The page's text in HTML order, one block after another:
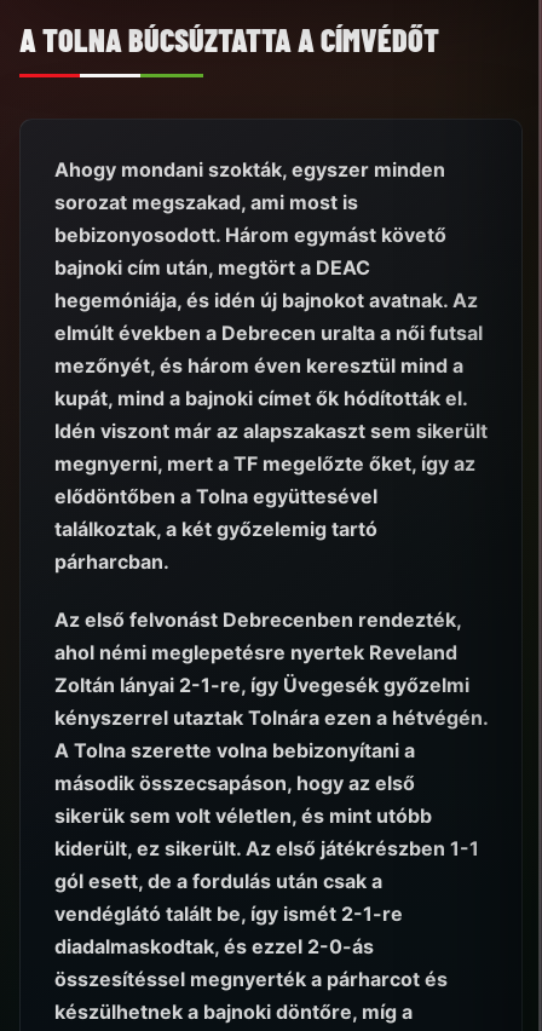
A TOLNA BÚCSÚZTATTA A CÍMVÉDŐT
Ahogy mondani szokták, egyszer minden
sorozat megszakad, ami most is
bebizonyosodott. Három egymást követő
bajnoki cím után, megtört a DEAC
hegemóniája, és idén új bajnokot avatnak. Az
elmúlt években a Debrecen uralta a női futsal
mezőnyét, és három éven keresztül mind a
kupát, mind a bajnoki címet ők hódították el.
Idén viszont már az alapszakaszt sem sikerült
megnyerni, mert a TF megelőzte őket, így az
elődöntőben a Tolna együttesével
találkoztak, a két győzelemig tartó
párharcban.
Az első felvonást Debrecenben rendezték,
ahol némi meglepetésre nyertek Reveland
Zoltán lányai 2-1-re, így Üvegesék győzelmi
kényszerrel utaztak Tolnára ezen a hétvégén.
A Tolna szerette volna bebizonyítani a
második összecsapáson, hogy az első
sikerük sem volt véletlen, és mint utóbb
kiderült, ez sikerült. Az első játékrészben 1-1
gól esett, de a fordulás után csak a
vendéglátó talált be, így ismét 2-1-re
diadalmaskodtak, és ezzel 2-0-ás
összesítéssel megnyerték a párharcot és
készülhetnek a bajnoki döntőre, míg a